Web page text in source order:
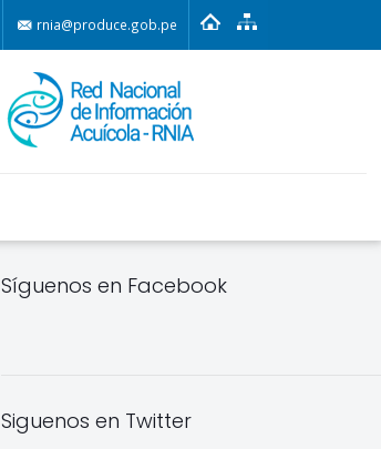
rnia@produce.gob.pe
Síguenos en Facebook
Siguenos en Twitter